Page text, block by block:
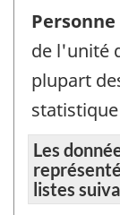
Personne
de l'unité
plupart
Les
listes